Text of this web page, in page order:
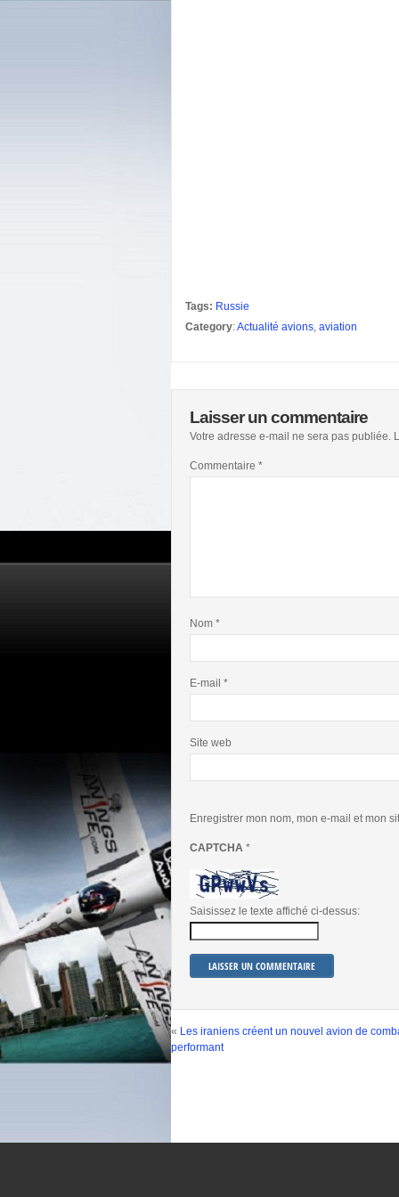
Tags: Russie
Category:Actualité avions, aviation
Laisser un commentaire
Votre adresse e-mail ne sera pas publiée.
Commentaire *
Nom *
E-mail *
Site web
Enregistrer mon nom, mon e-mail et mon
CAPTCHA *
Saisissez le texte affiché ci-dessus:
« Les iraniens créent un nouvel avion de
performant